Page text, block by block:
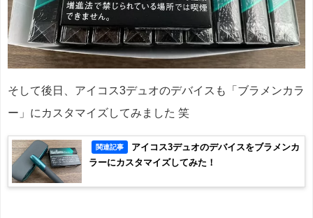
そして後日、アイコス3デュオのデバイスも「ブラメンカラ
ー」にカスタマイズしてみました 笑
関連記事
アイコス3デュオのデバイスをブラメンカ
ラーにカスタマイズしてみた！